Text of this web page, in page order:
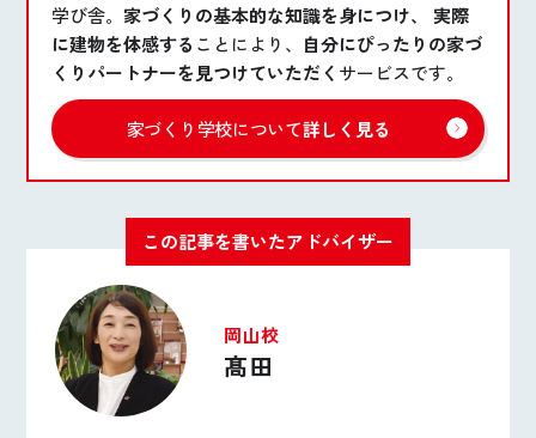
学び舎。 家づくりの基本的な知識を身につけ、 実際
に建物を体感する ことにより、 自分にぴったりの家づ
くりパートナーを見つけていただく サービスです。
家づくり学校について詳しく見る
この記事を書いたアドバイザー
岡山校
髙田